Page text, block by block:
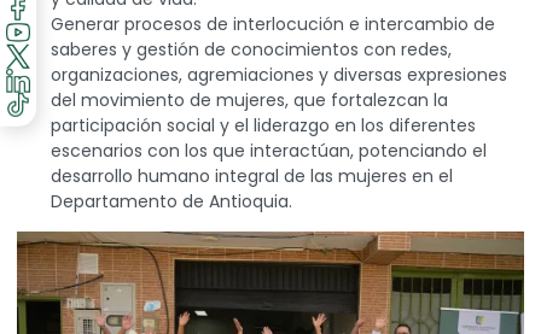
Generar procesos de interlocución e intercambio de
saberes y gestión de conocimientos con redes,
organizaciones, agremiaciones y diversas expresiones
del movimiento de mujeres, que fortalezcan la
participación social y el liderazgo en los diferentes
escenarios con los que interactúan, potenciando el
desarrollo humano integral de las mujeres en el
Departamento de Antioquia.